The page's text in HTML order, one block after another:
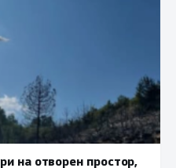
на отворен простор,